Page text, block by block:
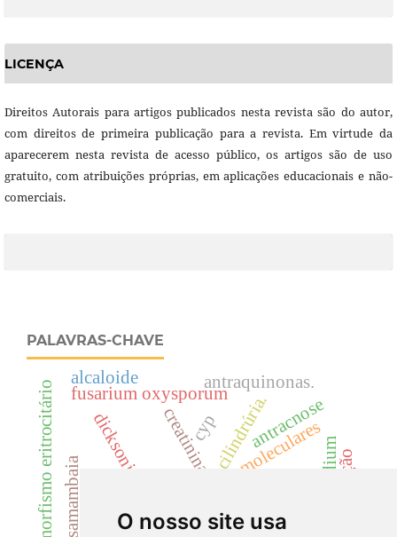
O nosso site usa
LICENÇA
Direitos Autorais para artigos publicados nesta revista são do autor,
com direitos de primeira publicação para a revista. Em virtude da
aparecerem nesta revista de acesso público, os artigos são de uso
gratuito, com atribuições próprias, em aplicações educacionais e não-
comerciais.
PALAVRAS-CHAVE
predição de interações moleculares
creatinina
dicksoniaceae cylindrocladium
fusarium oxysporumcilindrúria.
dismorfismo eritrocitário rutaceae
samambaia
antracnose
antraquinonas.
alcaloide
cyp